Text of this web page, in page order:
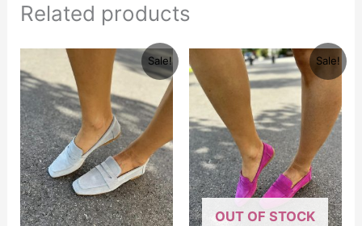
Related products
Sale!
Original
price
was:
5500 рсд.
Current
price
is:
1900 рсд.
Sale!
OUT OF STOCK
Original
price
was:
5500 рсд.
Current
price
is:
1900 рсд.